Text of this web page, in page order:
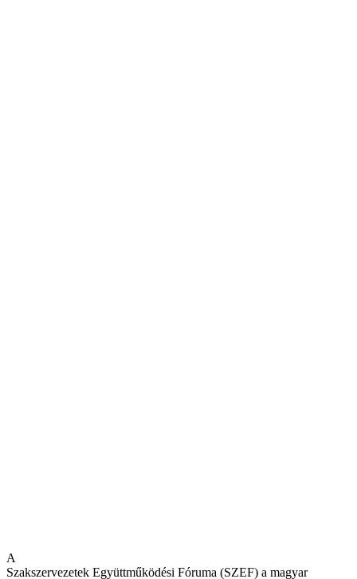
A
Szakszervezetek Együttműködési Fóruma (SZEF) a magyar